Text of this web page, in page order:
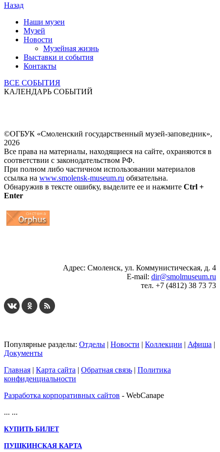
Назад
Наши музеи
Музей
Новости
Музейная жизнь
Выставки и события
Контакты
ВСЕ СОБЫТИЯ
КАЛЕНДАРЬ СОБЫТИЙ
©ОГБУК «Смоленский государственный музей-заповедник»,
2026
Все права на материалы, находящиеся на сайте, охраняются в
соответствии с законодательством РФ.
При полном либо частичном использовании материалов
ссылка на www.smolensk-museum.ru обязательна.
Обнаружив в тексте ошибку, выделите ее и нажмите Ctrl +
Enter
Адрес: Смоленск, ул. Коммунистическая, д. 4
E-mail: dir@smolmuseum.ru
тел. +7 (4812) 38 73 73
Популярные разделы: Отделы | Новости | Коллекции | Афиша |
Документы
Главная | Карта сайта | Обратная связь | Политика
конфиденциальности
Разработка корпоративных сайтов - WebCanape
... ...
КУПИТЬ БИЛЕТ
ПУШКИНСКАЯ КАРТА